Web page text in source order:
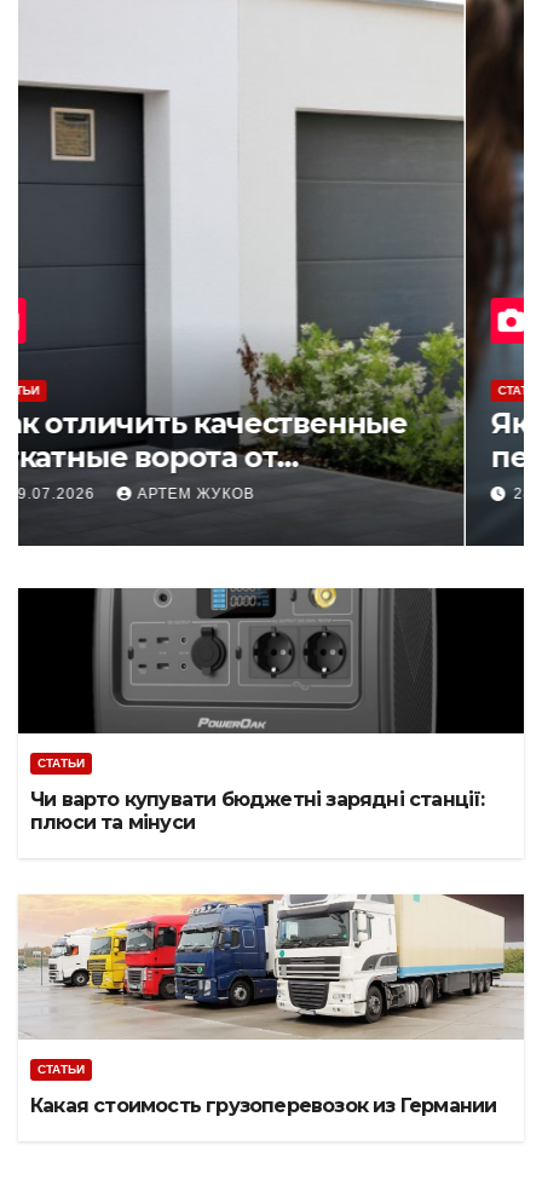
Как отличить качественные
откатные ворота от
облегчённых конструкций
09.07.2026 АРТЕМ ЖУКОВ
СТАТЬИ
Чи варто купувати бюджетні зарядні станції:
плюси та мінуси
СТАТЬИ
Какая стоимость грузоперевозок из Германии